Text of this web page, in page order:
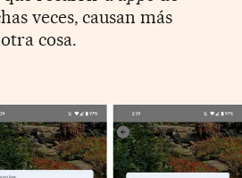
veces, causan más
cosa.